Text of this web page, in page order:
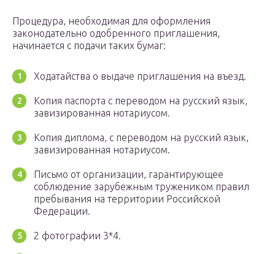
Процедура, необходимая для оформления
законодательно одобренного приглашения,
начинается с подачи таких бумаг:
Ходатайства о выдаче приглашения на въезд.
Копия паспорта с переводом на русский язык,
завизированная нотариусом.
Копия диплома, с переводом на русский язык,
завизированная нотариусом.
Письмо от организации, гарантирующее
соблюдение зарубежным тружеником правил
пребывания на территории Российской
Федерации.
2 фотографии 3*4.